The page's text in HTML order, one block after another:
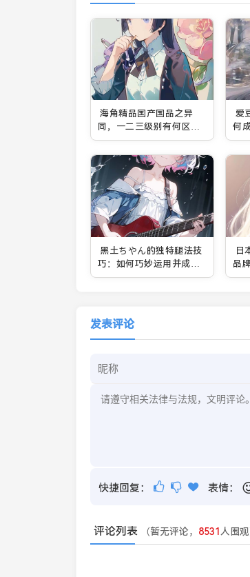
海角精品国产国品之异
同，一二三级别有何区
别？
爱
何
竞
黑土ちやん的独特腿法技
巧：如何巧妙运用并成为
高手之问
日
品
发表评论
快捷回复： 表情：
评论列表 （暂无评论， 8531人围观